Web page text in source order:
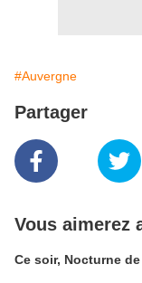
#Auvergne
Partager
Vous aimerez
Ce soir, Nocturne